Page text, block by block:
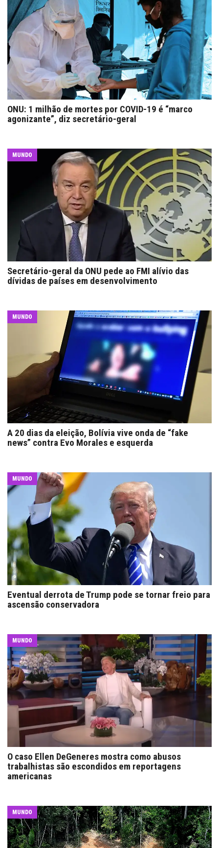
ONU: 1 milhão de mortes por COVID-19 é “marco
agonizante”, diz secretário-geral
MUNDO
Secretário-geral da ONU pede ao FMI alívio das
dívidas de países em desenvolvimento
MUNDO
A 20 dias da eleição, Bolívia vive onda de “fake
news” contra Evo Morales e esquerda
MUNDO
Eventual derrota de Trump pode se tornar freio para
ascensão conservadora
MUNDO
O caso Ellen DeGeneres mostra como abusos
trabalhistas são escondidos em reportagens
americanas
MUNDO